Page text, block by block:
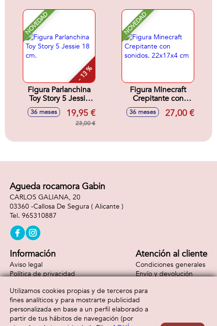
NOVEDAD
- 13 %
Figura Parlanchina
Toy Story 5 Jessie
18 cm.
36 meses 19,95 €
23,00 €
NOVEDAD
Figura Minecraft
Crepitante con
sonidos. 22x17x4
cm
36 meses 27,00 €
Agueda rocamora Gabin
CARLOS GALIANA, 20
03360 -Callosa De Segura ( Alicante )
965310887
Información
Aviso legal
Política de privacidad
Atención al cliente
Condiciones generales
Envío y devolución
Formas de pago
Utilizamos cookies propias y de terceros para
fines analíticos y para mostrarte publicidad
personalizada en base a un perfil elaborado a
partir de tus hábitos de navegación (por